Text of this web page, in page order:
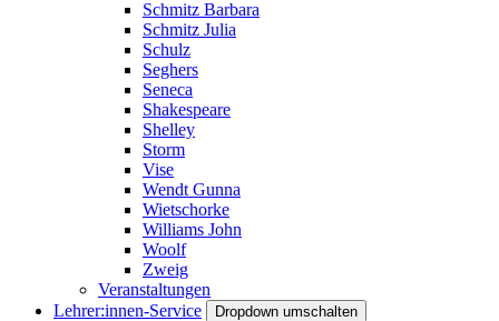
Schmitz Barbara
Schmitz Julia
Schulz
Seghers
Seneca
Shakespeare
Shelley
Storm
Vise
Wendt Gunna
Wietschorke
Williams John
Woolf
Zweig
Veranstaltungen
Lehrer:innen-Service
Dropdown umschalten